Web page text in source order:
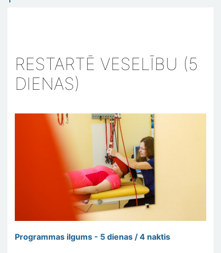
RESTARTĒ VESELĪBU (5
DIENAS)
Programmas ilgums - 5 dienas / 4 naktis